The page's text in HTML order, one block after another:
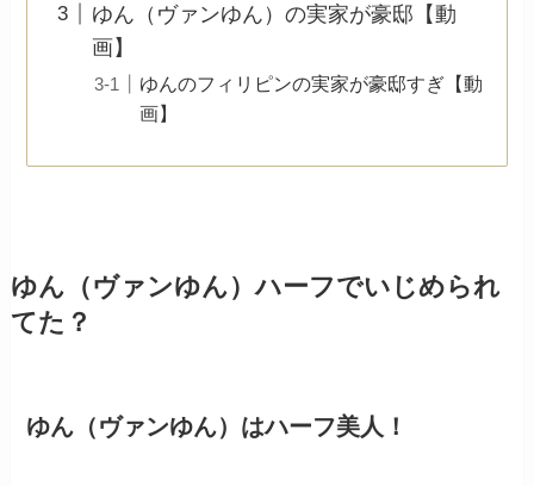
ゆん（ヴァンゆん）の実家が豪邸【動
画】
ゆんのフィリピンの実家が豪邸すぎ【動
画】
ゆん（ヴァンゆん）ハーフでいじめられ
てた？
ゆん（ヴァンゆん）はハーフ美人！